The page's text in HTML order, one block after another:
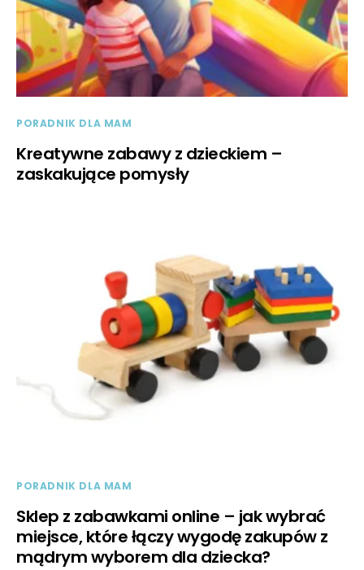
PORADNIK DLA MAM
Kreatywne zabawy z dzieckiem –
zaskakujące pomysły
PORADNIK DLA MAM
Sklep z zabawkami online – jak wybrać
miejsce, które łączy wygodę zakupów z
mądrym wyborem dla dziecka?